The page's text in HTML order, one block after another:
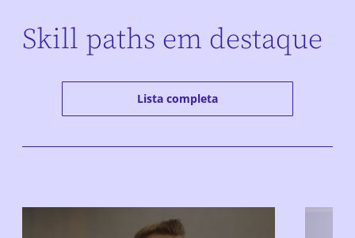
Skill paths em destaque
Lista completa